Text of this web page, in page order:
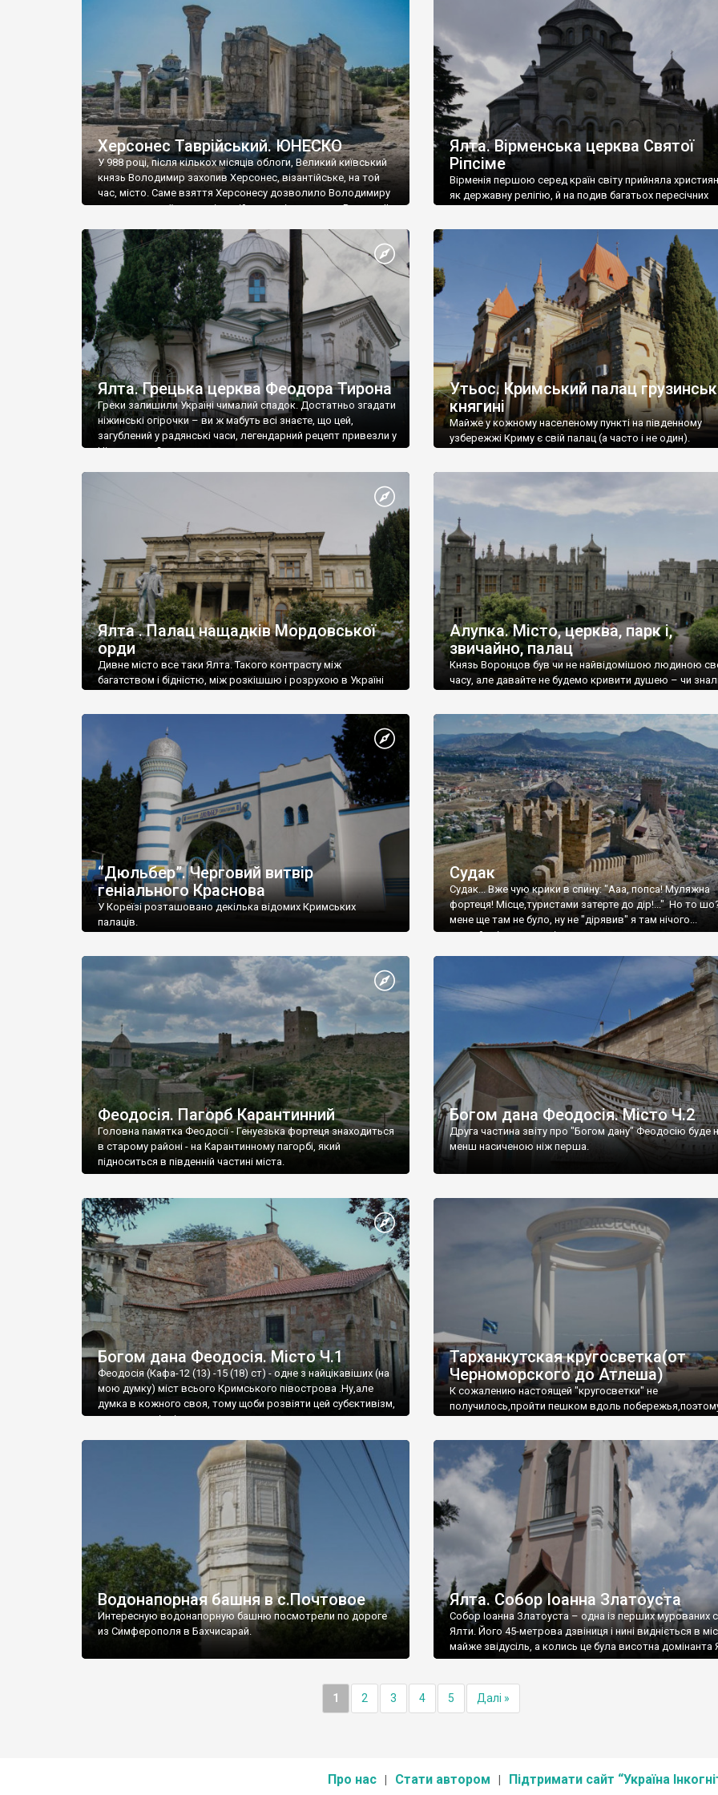
візантійської доби. Раритети викрадені з фондів об’єкту
культурної спадщини ЮНЕСКО «Херсонеса Таврійського».
Офіційно – на виставку «Золото Візантії», але експерти та
влада в Україні вважають це лише […]
називаються «повстяками» (postaki)…” “Вино. Крим
виробляє відмінне вино і його вдосталь: воно все
легке біле і дуже […]
Херсонес Таврійський. ЮНЕСКО
У 988 році, після кількох місяців облоги, Великий київський
князь Володимир захопив Херсонес, візантійське, на той
час, місто. Саме взяття Херсонесу дозволило Володимиру
диктувати свої умови візантійському імператору Василю ІІ,
Херсонесі Володимир-язичник, став Василем-
християнином. А потім було Хрещення Русі. На честь
Херсонесу Таврійського названо місто […]
Ялта. Вірменська церква Святої
Ріпсіме
Вірменія першою серед країн світу прийняла
як державну релігію, й на подив багатьох пересічних
Ялта. Грецька церква Феодора Тирона
Греки залишили Україні чималий спадок. Достатньо згадати
ніжинські огірочки – ви ж мабуть всі знаєте, що цей,
загублений у радянські часи, легендарний рецепт привезли у
Ніжин греки?
Утьос. Кримський палац
княгині
Майже у кожному населеному пункті на південному
узбережжі Криму є свій палац (а часто і не один).
Ялта . Палац нащадків Мордовської
орди
Дивне місто все таки Ялта. Такого контрасту між
багатством і бідністю, між розкішшю і розрухою в Україні
Алупка. Місто, церква, парк і,
звичайно, палац
Князь Воронцов був чи не найвідомішою людиною
часу, але давайте не будемо кривити душею – чи
“Дюльбер”. Черговий витвір
геніального Краснова
У Кореїзі розташовано декілька відомих Кримських
палаців.
Судак
Судак... Вже чую крики в спину: "Ааа, попса! Муляжна
фортеця! Місце,туристами затерте до дір!..." Но то
мене ще там не було, ну не "дірявив" я там нічого...
принаймні до цього літа.
Феодосія. Пагорб Карантинний
Головна памятка Феодосії - Генуезька фортеця знаходиться
в старому районі - на Карантинному пагорбі, який
підноситься в південній частині міста.
Богом дана Феодосія. Місто Ч.2
Друга частина звіту про "Богом дану" Феодосію буде
менш насиченою ніж перша.
Богом дана Феодосія. Місто Ч.1
Феодосія (Кафа-12 (13) -15 (18) ст) - одне з найцікавіших (на
мою думку) міст всього Кримського півострова .Ну,але
думка в кожного своя, тому щоби розвіяти цей субєктивізм,
запрошую відвідати це
Тарханкутская кругосветка(от
Черноморского до Атлеша)
К сожалению настоящей "кругосветки" не
получилось,пройти пешком вдоль
Водонапорная башня в с.Почтовое
Интересную водонапорную башню посмотрели по дороге
из Симферополя в Бахчисарай.
Ялта. Собор Іоанна Златоуста
Собор Іоанна Златоуста – одна із перших мурованих
Ялти. Його 45-метрова дзвіниця і нині видніється в
майже звідусіль, а колись це була висотна домінанта
1 2 3 4 5 Далі »
Про нас Стати автором Підтримати сайт “Україна